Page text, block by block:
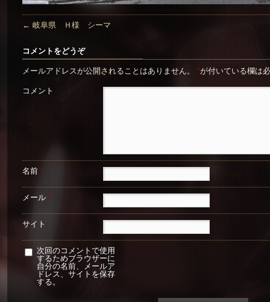
← 岐阜県 Ｈ様 シーマ
コメントをどうぞ
メールアドレスが公開されることはありません。 *が付いている欄は
コメント
名前 *
メール *
サイト
次回のコメントで使用
するためブラウザーに
自分の名前、メールア
ドレス、サイトを保存
する。